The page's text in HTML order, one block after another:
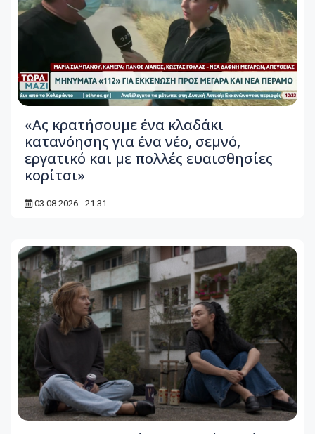
«Ας κρατήσουμε ένα κλαδάκι
κατανόησης για ένα νέο, σεμνό,
εργατικό και με πολλές ευαισθησίες
κορίτσι»
03.08.2026 - 21:31